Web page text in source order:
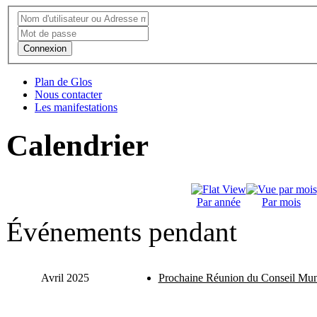
Connexion
Plan de Glos
Nous contacter
Les manifestations
Calendrier
Par année Par mois
Événements pendant
Avril 2025 Prochaine Réunion du Conseil